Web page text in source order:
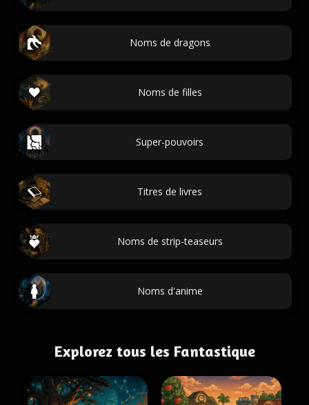
Noms de dragons
Noms de filles
Super-pouvoirs
Titres de livres
Noms de strip-teaseurs
Noms d'anime
Explorez tous les Fantastique